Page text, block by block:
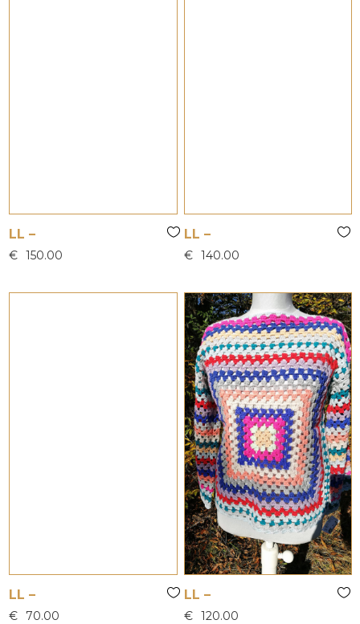
LL –
€ 150.00
LL –
€ 140.00
LL –
€ 70.00
LL –
€ 120.00